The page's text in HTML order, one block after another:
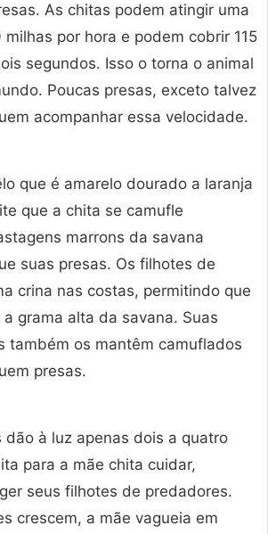
As chitas podem atingir uma
por hora e podem cobrir 115
segundos. Isso o torna o animal
Poucas presas, exceto talvez
acompanhar essa velocidade.
que é amarelo dourado a laranja
que a chita se camufle
marrons da savana
suas presas. Os filhotes de
crina nas costas, permitindo que
grama alta da savana. Suas
também os mantêm camuflados
presas.
dão à luz apenas dois a quatro
para a mãe chita cuidar,
seus filhotes de predadores.
crescem, a mãe vagueia em